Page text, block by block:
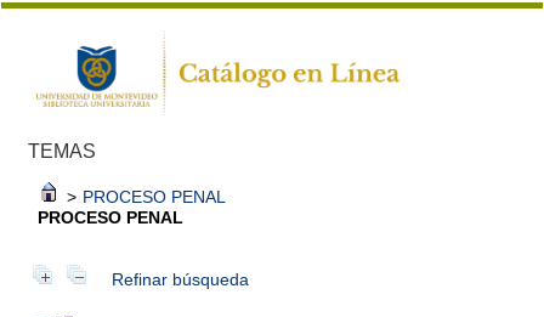
TEMAS
> PROCESO PENAL
PROCESO PENAL
Refinar búsqueda